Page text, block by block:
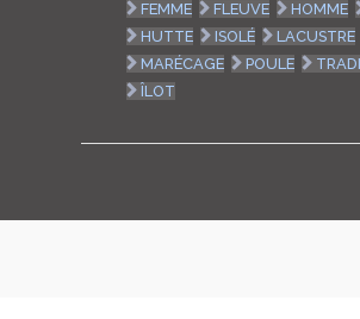
FEMME
FLEUVE HOMME
HUTTE
ISOLÉ
LACUSTRE
MARÉCAGE
POULE
ÎLOT